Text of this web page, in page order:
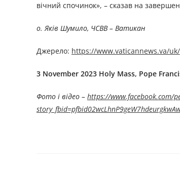
вічний спочинок», – сказав на
о. Яків Шумило, ЧСВВ – Ватикан
Джерелo: https://www.vaticannews.va/
3 November 2023 Holy Mass, Pope
Фото і відео – https://www.facebook.com/